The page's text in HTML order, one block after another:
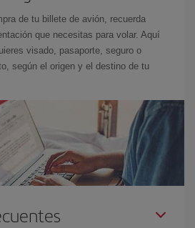
de tu billete de avión, recuerda
que necesitas para volar. Aquí
visado, pasaporte, seguro o
según el origen y el destino de tu